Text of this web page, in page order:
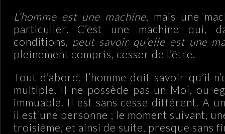
L’homme est une machine, mais une
particulier. C’est une machine qui,
conditions, peut savoir qu’elle est une
pleinement compris, cesser de l’être.
Tout d’abord, l’homme doit savoir qu’il
multiple. Il ne possède pas un Moi, ou
immuable. Il est sans cesse différent. A
il est une personne ; le moment suivant,
troisième, et ainsi de suite, presque sans